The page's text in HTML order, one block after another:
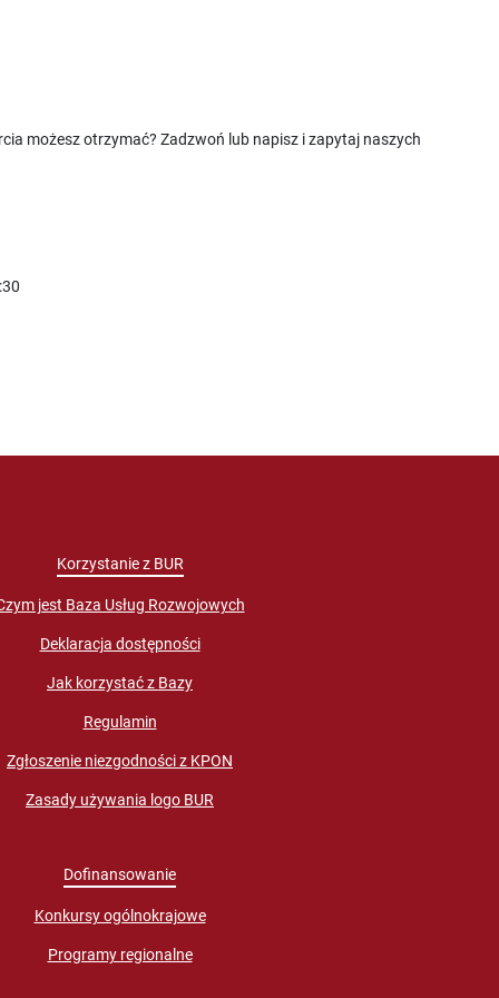
możesz otrzymać? Zadzwoń lub napisz i zapytaj naszych
Korzystanie z BUR
jest Baza Usług Rozwojowych
Deklaracja dostępności
Jak korzystać z Bazy
Regulamin
Zgłoszenie niezgodności z KPON
Zasady używania logo BUR
Dofinansowanie
Konkursy ogólnokrajowe
Programy regionalne